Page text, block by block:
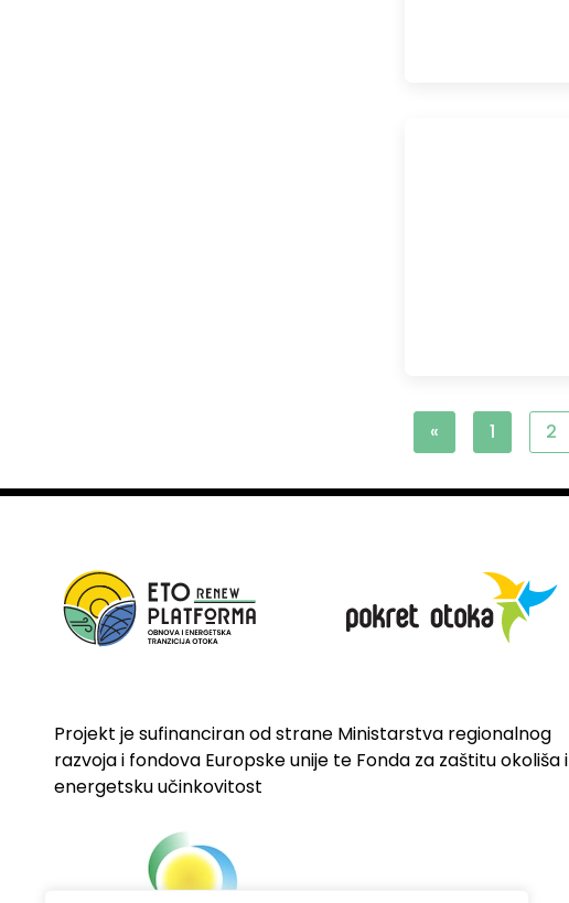
« 1 2
Projekt je sufinanciran od strane Ministarstva regionalnog
razvoja i fondova Europske unije te Fonda za zaštitu okoliša i
energetsku učinkovitost